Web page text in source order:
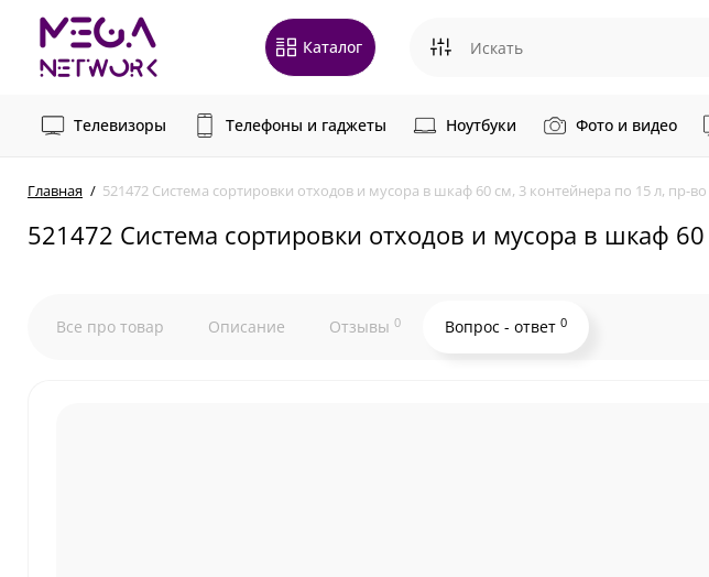
Каталог
Телевизоры Телефоны и гаджеты Ноутбуки Фото и видео
Главная 521472 Система сортировки отходов и мусора в шкаф 60 см, 3 контейнера по 15 л, пр-
521472 Система сортировки отходов и мусора в шкаф
Все про товар Описание Отзывы 0 Вопрос - ответ 0